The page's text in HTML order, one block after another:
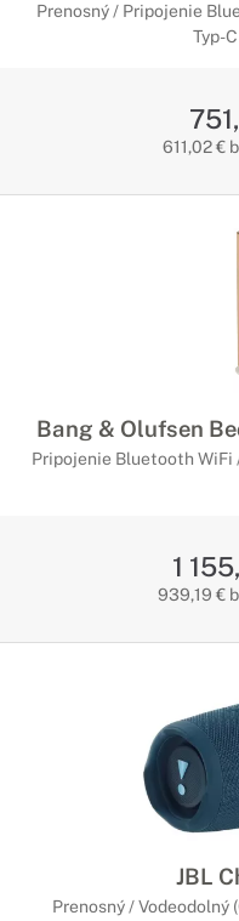
Prenosný / Pripojenie
Typ-
611,02 €
Bang & Olufsen
Pripojenie Bluetooth WiFi
1
939,19 €
JBL
Prenosný /